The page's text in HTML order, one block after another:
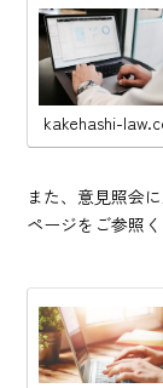
kakehashi-
また、意見照会
ページをご参照く